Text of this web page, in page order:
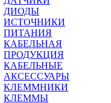
ДИОДЫ
ИСТОЧНИКИ
ПИТАНИЯ
КАБЕЛЬНАЯ
ПРОДУКЦИЯ
КАБЕЛЬНЫЕ
АКСЕССУАРЫ
КЛЕММНИКИ
КЛЕММЫ